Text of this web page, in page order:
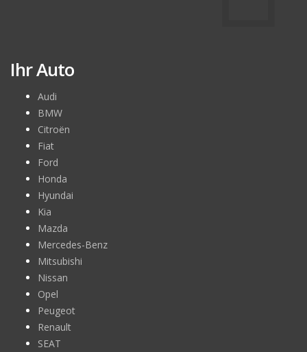
Ihr Auto
Audi
BMW
Citroën
Fiat
Ford
Honda
Hyundai
Kia
Mazda
Mercedes-Benz
Mitsubishi
Nissan
Opel
Peugeot
Renault
SEAT